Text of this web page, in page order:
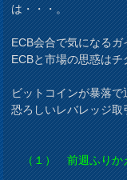
は・・・。
ECB会合で気になる
ECBと市場の思惑はチ
ビットコインが暴落で
恐ろしいレバレッジ
（１） 前週ふりか